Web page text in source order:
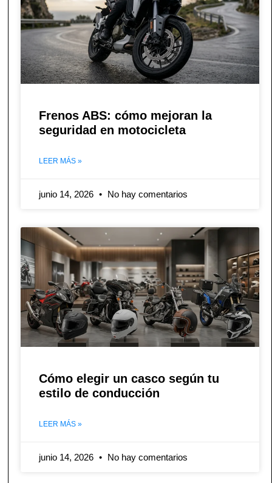
Frenos ABS: cómo mejoran la
seguridad en motocicleta
LEER MÁS »
junio 14, 2026 No hay comentarios
Cómo elegir un casco según tu
estilo de conducción
LEER MÁS »
junio 14, 2026 No hay comentarios